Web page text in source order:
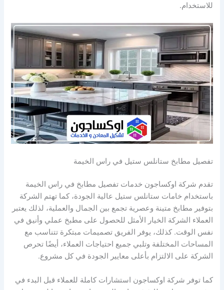
للاستخدام.
تفصيل مطابخ ستانلس ستيل في راس الخيمة
تقدم شركة اوكساجون خدمات تفصيل مطابخ في راس الخيمة
باستخدام خامات ستانلس ستيل عالية الجودة، كما تهتم الشركة
بتوفير مطابخ متينة وعصرية تجمع بين الجمال والعملية، لذلك يعتبر
العملاء الشركة الخيار الأمثل للحصول على مطبخ عملي وأنيق في
نفس الوقت. كذلك، يوفر الفريق تصميمات مبتكرة تتناسب مع
المساحات المختلفة وتلبي جميع احتياجات العملاء، أيضًا تحرص
الشركة على الالتزام بأعلى معايير الجودة في كل مشروع.
كما توفر شركة اوكساجون استشارات كاملة للعملاء قبل البدء في